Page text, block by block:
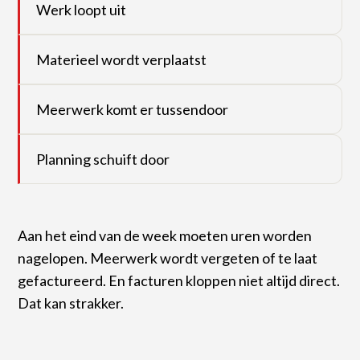
Werk loopt uit
Materieel wordt verplaatst
Meerwerk komt er tussendoor
Planning schuift door
Aan het eind van de week moeten uren worden
nagelopen. Meerwerk wordt vergeten of te laat
gefactureerd. En facturen kloppen niet altijd direct.
Dat kan strakker.